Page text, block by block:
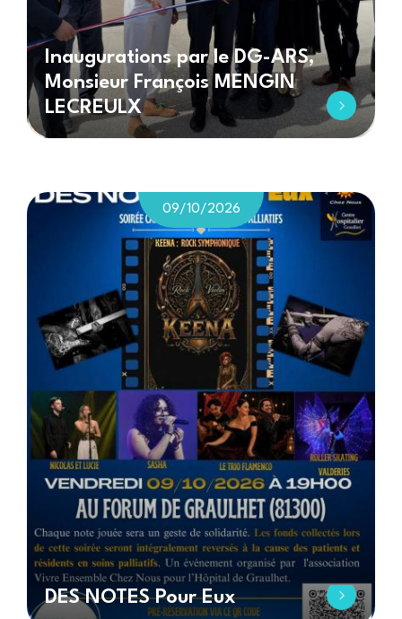
Inaugurations par le DG-ARS,
Monsieur François MENGIN
LECREULX
09/10/2026
DES NOTES Pour Eux